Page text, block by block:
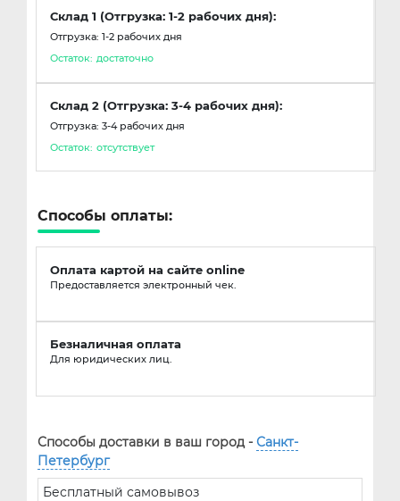
Склад 1 (Отгрузка: 1-2 рабочих дня):
Отгрузка: 1-2 рабочих дня
Остаток: достаточно
Склад 2 (Отгрузка: 3-4 рабочих дня):
Отгрузка: 3-4 рабочих дня
Остаток: отсутствует
Способы оплаты:
Оплата картой на сайте online
Предоставляется электронный чек.
Безналичная оплата
Для юридических лиц.
Способы доставки в ваш город - Санкт-
Петербург
Бесплатный самовывоз